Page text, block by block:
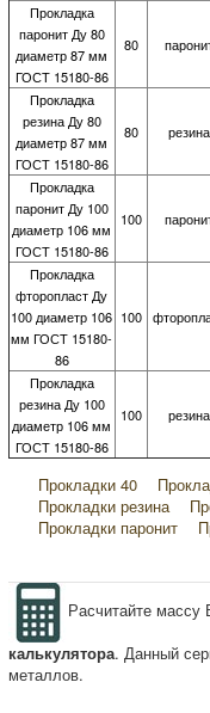
Прокладка
паронит Ду 80
диаметр 87 мм
ГОСТ 15180-86
80
Прокладка
резина Ду 80
диаметр 87 мм
ГОСТ 15180-86
80 резина
Прокладка
паронит Ду 100
диаметр 106 мм
ГОСТ 15180-86
100
Прокладка
фторопласт Ду
100 диаметр 106
мм ГОСТ 15180-
86
100
Прокладка
резина Ду 100
диаметр 106 мм
ГОСТ 15180-86
100 резина
Прокладки 40
Прокладки резина
Прокладки паронит
Расчитайте
калькулятора. Данный
металлов.